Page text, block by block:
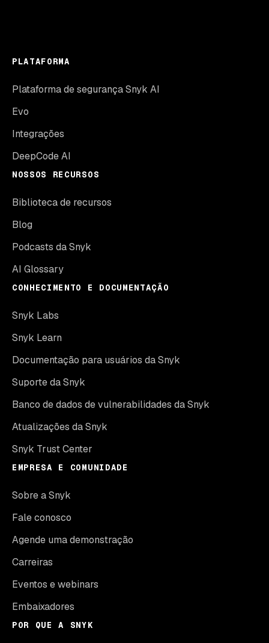
PLATAFORMA
Plataforma de segurança Snyk AI
Evo
Integrações
DeepCode AI
NOSSOS RECURSOS
Biblioteca de recursos
Blog
Podcasts da Snyk
AI Glossary
CONHECIMENTO E DOCUMENTAÇÃO
Snyk Labs
Snyk Learn
Documentação para usuários da Snyk
Suporte da Snyk
Banco de dados de vulnerabilidades da Snyk
Atualizações da Snyk
Snyk Trust Center
EMPRESA E COMUNIDADE
Sobre a Snyk
Fale conosco
Agende uma demonstração
Carreiras
Eventos e webinars
Embaixadores
POR QUE A SNYK